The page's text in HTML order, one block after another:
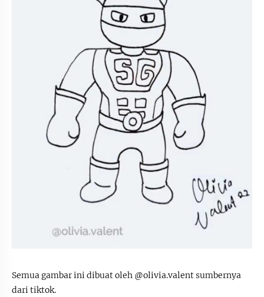
Semua gambar ini dibuat oleh @olivia.valent sumbernya
dari tiktok.